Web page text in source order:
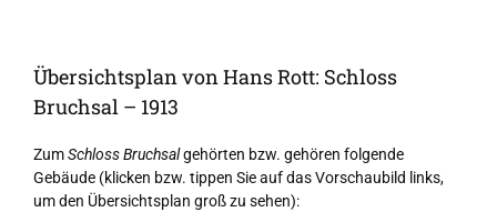
Übersichtsplan von Hans Rott: Schloss
Bruchsal – 1913
ZumSchloss Bruchsalgehörten bzw. gehören folgende
Gebäude (klicken bzw. tippen Sie auf das Vorschaubild links,
um den Übersichtsplan groß zu sehen):